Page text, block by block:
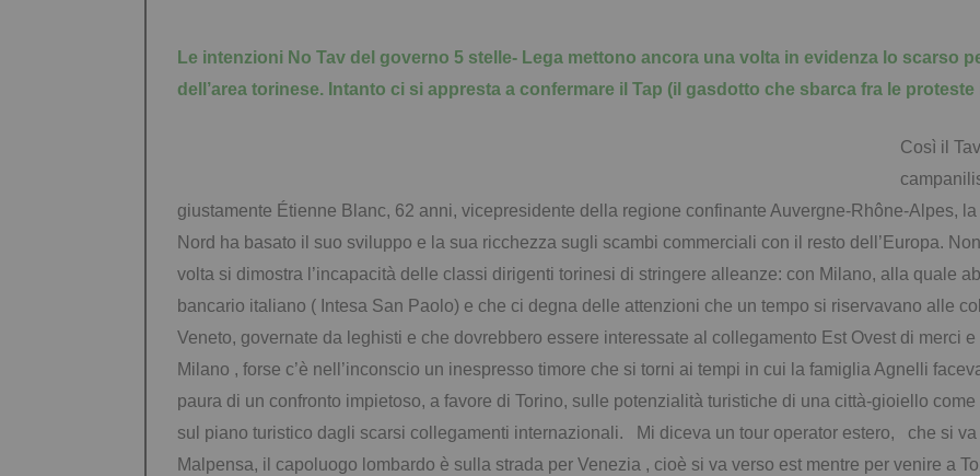
Le intenzioni No Tav del governo 5 stelle- Lega mettono ancora una volta in evidenza lo scarso
dell’area torinese. Intanto ci si appresta a confermare il Tap (il gasdotto che sbarca fra le proteste
Così il
giustamente Étienne Blanc, 62 anni, vicepresidente della regione confinante Auvergne-Rhône-Alpes, la
Nord ha basato il suo sviluppo e la sua ricchezza sugli scambi commerciali con il resto dell’Europa.
volta si dimostra l’incapacità delle classi dirigenti torinesi di stringere alleanze: con Milano, alla quale
bancario italiano ( Intesa San Paolo) e che ci degna delle attenzioni che un tempo si riservavano alle
Veneto, governate da leghisti e che dovrebbero essere interessate al collegamento Est Ovest di merci
Milano , forse c’è nell’inconscio un inespresso timore che si torni ai tempi in cui la famiglia Agnelli
paura di un confronto impietoso, a favore di Torino, sulle potenzialità turistiche di una città-gioiello
sul piano turistico dagli scarsi collegamenti internazionali. Mi diceva un tour operator estero, che si va
Malpensa, il capoluogo lombardo è sulla strada per Venezia , cioè si va verso est mentre per venire a